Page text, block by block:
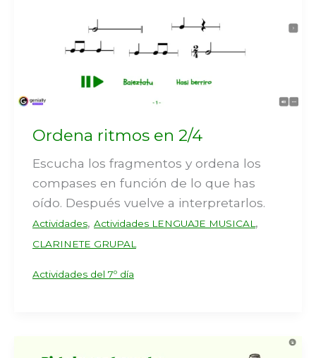
Ordena ritmos en 2/4
Escucha los fragmentos y ordena los
compases en función de lo que has
oído. Después vuelve a interpretarlos.
Actividades, Actividades LENGUAJE MUSICAL ,
CLARINETE GRUPAL
Actividades del 7º día